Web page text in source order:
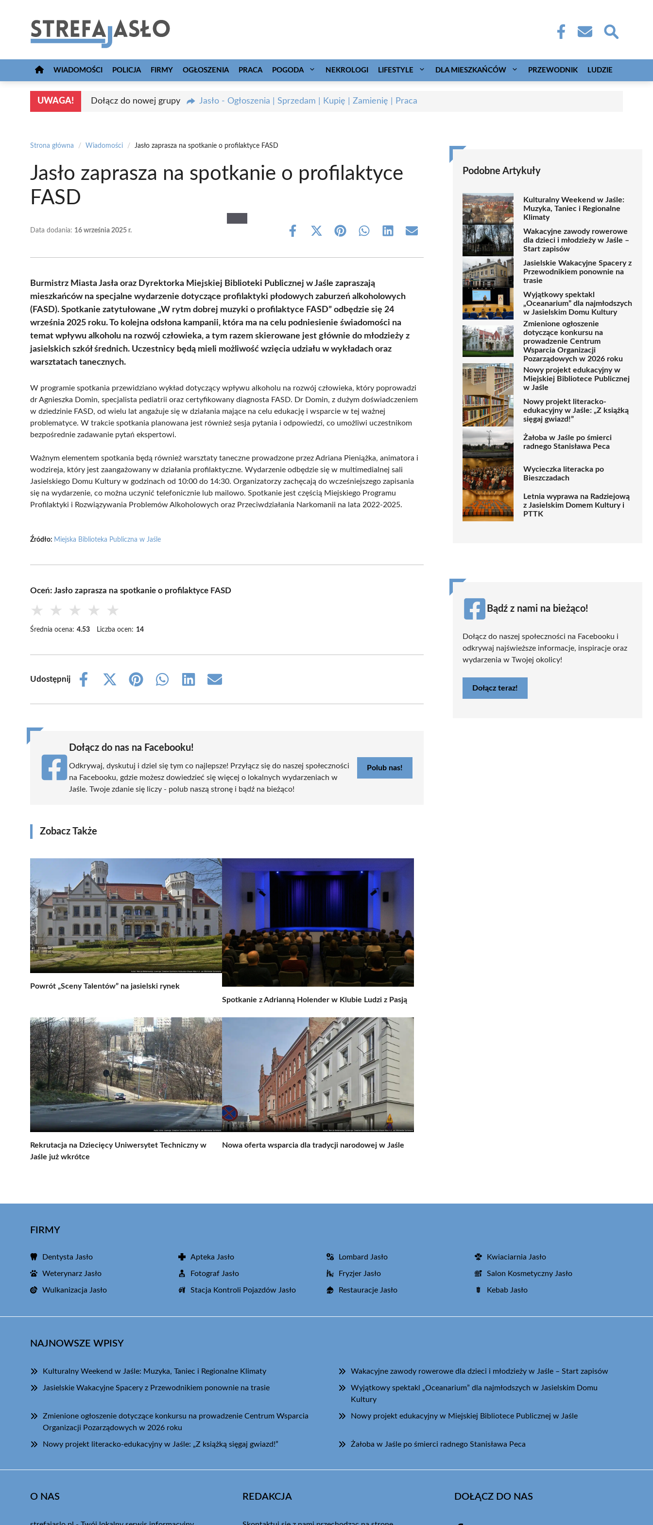
WIADOMOŚCI POLICJA FIRMY OGŁOSZENIA PRACA POGODA NEKROLOGI LIFESTYLE DLA MIESZKAŃCÓW PRZEWODNIK LUDZIE
UWAGA! Dołącz do nowej grupy Jasło - Ogłoszenia | Sprzedam | Kupię | Zamienię | Praca
Strona główna / Wiadomości / Jasło zaprasza na spotkanie o profilaktyce FASD
Jasło zaprasza na spotkanie o profilaktyce
FASD
Data dodania: 16 września 2025 r.
Share
Share
(Twitter)
Share Share Share Share
Burmistrz Miasta Jasła oraz Dyrektorka Miejskiej Biblioteki Publicznej w Jaśle zapraszają
mieszkańców na specjalne wydarzenie dotyczące profilaktyki płodowych zaburzeń alkoholowych
(FASD). Spotkanie zatytułowane „W rytm dobrej muzyki o profilaktyce FASD” odbędzie się 24
września 2025 roku. To kolejna odsłona kampanii, która ma na celu podniesienie świadomości na
temat wpływu alkoholu na rozwój człowieka, a tym razem skierowane jest głównie do młodzieży z
jasielskich szkół średnich. Uczestnicy będą mieli możliwość wzięcia udziału w wykładach oraz
warsztatach tanecznych.
W programie spotkania przewidziano wykład dotyczący wpływu alkoholu na rozwój człowieka, który poprowadzi
dr Agnieszka Domin, specjalista pediatrii oraz certyfikowany diagnosta FASD. Dr Domin, z dużym doświadczeniem
w dziedzinie FASD, od wielu lat angażuje się w działania mające na celu edukację i wsparcie w tej ważnej
problematyce. W trakcie spotkania planowana jest również sesja pytania i odpowiedzi, co umożliwi uczestnikom
bezpośrednie zadawanie pytań ekspertowi.
Ważnym elementem spotkania będą również warsztaty taneczne prowadzone przez Adriana Pieniążka, animatora i
wodzireja, który jest zaangażowany w działania profilaktyczne. Wydarzenie odbędzie się w multimedialnej sali
Jasielskiego Domu Kultury w godzinach od 10:00 do 14:30. Organizatorzy zachęcają do wcześniejszego zapisania
się na wydarzenie, co można uczynić telefonicznie lub mailowo. Spotkanie jest częścią Miejskiego Programu
Profilaktyki i Rozwiązywania Problemów Alkoholowych oraz Przeciwdziałania Narkomanii na lata 2022-2025.
Źródło: Miejska Biblioteka Publiczna w Jaśle
Oceń: Jasło zaprasza na spotkanie o profilaktyce FASD
★ ★ ★ ★ ★
Średnia ocena: 4.53 Liczba ocen: 14
Udostępnij
Share
Share
(Twitter)
Share
Share
Share
Share
Dołącz do nas na Facebooku!
Odkrywaj, dyskutuj i dziel się tym co najlepsze! Przyłącz się do naszej społeczności
na Facebooku, gdzie możesz dowiedzieć się więcej o lokalnych wydarzeniach w
Jaśle. Twoje zdanie się liczy - polub naszą stronę i bądź na bieżąco!
Polub nas!
Zobacz Także
Powrót „Sceny Talentów” na jasielski rynek
Spotkanie z Adrianną Holender w Klubie Ludzi z Pasją
Rekrutacja na Dziecięcy Uniwersytet Techniczny w
Jaśle już wkrótce
Nowa oferta wsparcia dla tradycji narodowej w Jaśle
Podobne Artykuły
Kulturalny Weekend w Jaśle:
Muzyka, Taniec i Regionalne
Klimaty
Wakacyjne zawody rowerowe
dla dzieci i młodzieży w Jaśle –
Start zapisów
Jasielskie Wakacyjne Spacery z
Przewodnikiem ponownie na
trasie
Wyjątkowy spektakl
„Oceanarium” dla najmłodszych
w Jasielskim Domu Kultury
Zmienione ogłoszenie
dotyczące konkursu na
prowadzenie Centrum
Wsparcia Organizacji
Pozarządowych w 2026 roku
Nowy projekt edukacyjny w
Miejskiej Bibliotece Publicznej
w Jaśle
Nowy projekt literacko-
edukacyjny w Jaśle: „Z książką
sięgaj gwiazd!”
Żałoba w Jaśle po śmierci
radnego Stanisława Peca
Wycieczka literacka po
Bieszczadach
Letnia wyprawa na Radziejową
z Jasielskim Domem Kultury i
PTTK
Bądź z nami na bieżąco!
Dołącz do naszej społeczności na Facebooku i
odkrywaj najświeższe informacje, inspiracje oraz
wydarzenia w Twojej okolicy!
Dołącz teraz!
FIRMY
Dentysta Jasło Apteka Jasło Lombard Jasło Kwiaciarnia Jasło
Weterynarz Jasło Fotograf Jasło Fryzjer Jasło Salon Kosmetyczny Jasło
Wulkanizacja Jasło Stacja Kontroli Pojazdów Jasło Restauracje Jasło Kebab Jasło
NAJNOWSZE WPISY
Kulturalny Weekend w Jaśle: Muzyka, Taniec i Regionalne Klimaty Wakacyjne zawody rowerowe dla dzieci i młodzieży w Jaśle – Start zapisów
Jasielskie Wakacyjne Spacery z Przewodnikiem ponownie na trasie
Wyjątkowy spektakl „Oceanarium” dla najmłodszych w Jasielskim Domu
Kultury
Zmienione ogłoszenie dotyczące konkursu na prowadzenie Centrum Wsparcia
Organizacji Pozarządowych w 2026 roku
Nowy projekt edukacyjny w Miejskiej Bibliotece Publicznej w Jaśle
Nowy projekt literacko-edukacyjny w Jaśle: „Z książką sięgaj gwiazd!” Żałoba w Jaśle po śmierci radnego Stanisława Peca
O NAS REDAKCJA DOŁĄCZ DO NAS